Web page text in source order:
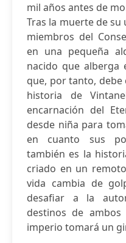
mil años antes de
Tras la muerte de
miembros del
en una pequeña
nacido que alberga
que, por tanto, debe
historia de
encarnación del
desde niña para
en cuanto sus
también es la
criado en un
vida cambia de
desafiar a la
destinos de
imperio tomará un